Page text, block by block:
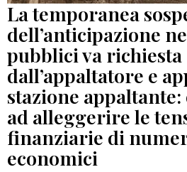
La temporanea
dell’anticipazione
pubblici va richiesta
dall’appaltatore e
stazione
ad alleggerire le
finanziarie di
economici